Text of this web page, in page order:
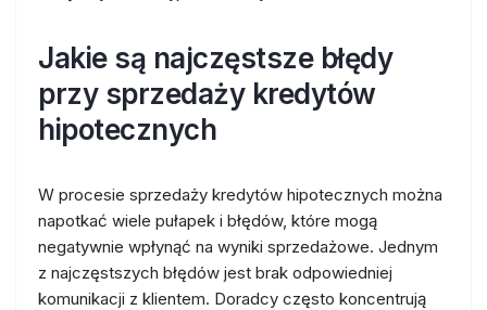
Jakie są najczęstsze błędy
przy sprzedaży kredytów
hipotecznych
W procesie sprzedaży kredytów hipotecznych można
napotkać wiele pułapek i błędów, które mogą
negatywnie wpłynąć na wyniki sprzedażowe. Jednym
z najczęstszych błędów jest brak odpowiedniej
komunikacji z klientem. Doradcy często koncentrują